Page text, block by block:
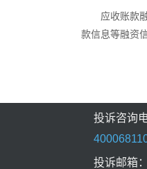
应收账款
款信息等融资
投诉咨询
投诉邮箱：